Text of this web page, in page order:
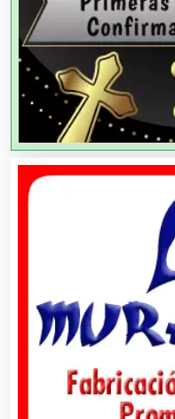
Agencias de
Agricultores
Agricultura y
Agua
Aire
Alarmas